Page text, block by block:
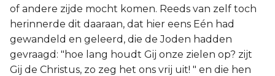
of andere zijde mocht komen. Reeds van zelf toch
herinnerde dit daaraan, dat hier eens Eén had
gewandeld en geleerd, die de Joden hadden
gevraagd: "hoe lang houdt Gij onze zielen op? zijt
Gij de Christus, zo zeg het ons vrij uit! " en die hen